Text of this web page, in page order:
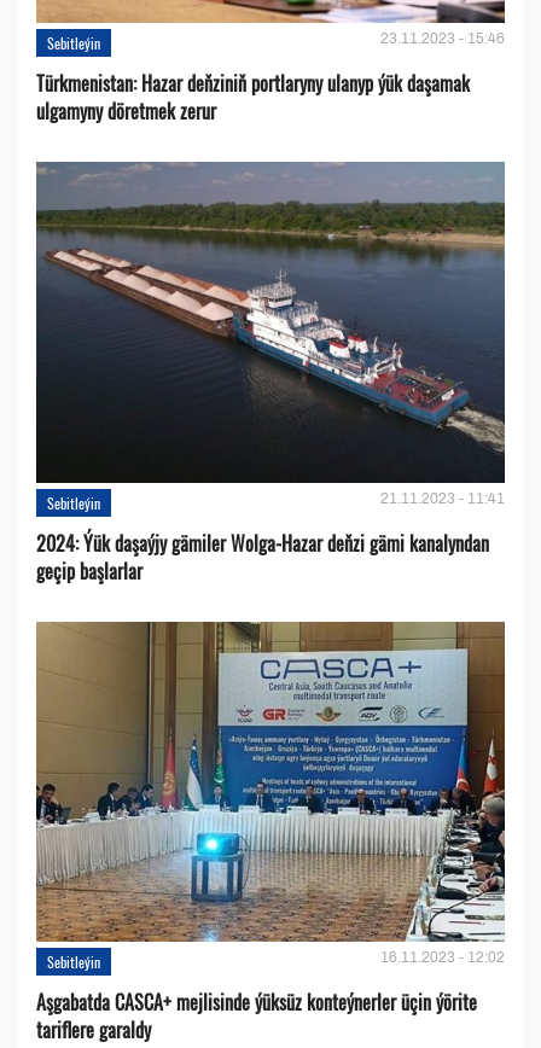
Sebitleýin 23.11.2023 - 15:46
Türkmenistan: Hazar deňziniň portlaryny ulanyp ýük daşamak
ulgamyny döretmek zerur
Sebitleýin 21.11.2023 - 11:41
2024: Ýük daşaýjy gämiler Wolga-Hazar deňzi gämi kanalyndan
geçip başlarlar
Sebitleýin 16.11.2023 - 12:02
Aşgabatda CASCA+ mejlisinde ýüksüz konteýnerler üçin ýörite
tariflere garaldy